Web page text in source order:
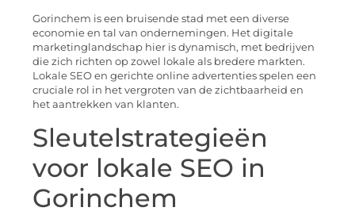
Gorinchem is een bruisende stad met een diverse
economie en tal van ondernemingen. Het digitale
marketinglandschap hier is dynamisch, met bedrijven
die zich richten op zowel lokale als bredere markten.
Lokale SEO en gerichte online advertenties spelen een
cruciale rol in het vergroten van de zichtbaarheid en
het aantrekken van klanten.
Sleutelstrategieën
voor lokale SEO in
Gorinchem